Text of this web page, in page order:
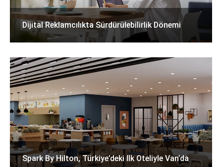
Dijital Reklamcılıkta Sürdürülebilirlik Dönemi
Spark By Hilton, Türkiye’deki Ilk Oteliyle Van’da